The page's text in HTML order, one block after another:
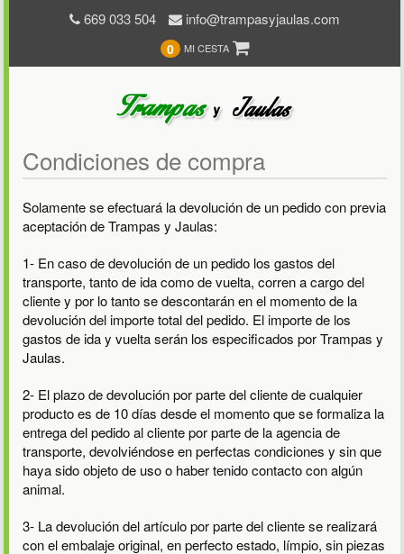
669 033 504 info@trampasyjaulas.com
0 MI CESTA
Condiciones de compra
Solamente se efectuará la devolución de un pedido con previa
aceptación de Trampas y Jaulas:
1- En caso de devolución de un pedido los gastos del
transporte, tanto de ida como de vuelta, corren a cargo del
cliente y por lo tanto se descontarán en el momento de la
devolución del importe total del pedido. El importe de los
gastos de ida y vuelta serán los especificados por Trampas y
Jaulas.
2- El plazo de devolución por parte del cliente de cualquier
producto es de 10 días desde el momento que se formaliza la
entrega del pedido al cliente por parte de la agencia de
transporte, devolviéndose en perfectas condiciones y sin que
haya sido objeto de uso o haber tenido contacto con algún
animal.
3- La devolución del artículo por parte del cliente se realizará
con el embalaje original, en perfecto estado, límpio, sin piezas